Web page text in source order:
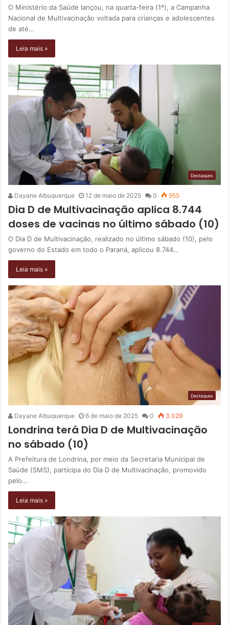
O Ministério da Saúde lançou, na quarta-feira (1º), a Campanha
Nacional de Multivacinação voltada para crianças e adolescentes
de até…
Leia mais »
Destaques
Dayane Albuquerque 12 de maio de 2025 0 955
Dia D de Multivacinação aplica 8.744
doses de vacinas no último sábado (10)
O Dia D de Multivacinação, realizado no último sábado (10), pelo
governo do Estado em todo o Paraná, aplicou 8.744…
Leia mais »
Destaques
Dayane Albuquerque 6 de maio de 2025 0 3.029
Londrina terá Dia D de Multivacinação
no sábado (10)
A Prefeitura de Londrina, por meio da Secretaria Municipal de
Saúde (SMS), participa do Dia D de Multivacinação, promovido
pelo…
Leia mais »